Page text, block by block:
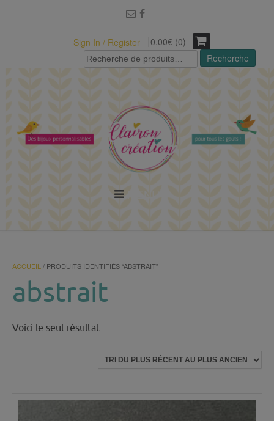
Sign In / Register
0.00€ (0)
Recherche
pour :
Recherche
ACCUEIL / PRODUITS IDENTIFIÉS “ABSTRAIT”
abstrait
Voici le seul résultat